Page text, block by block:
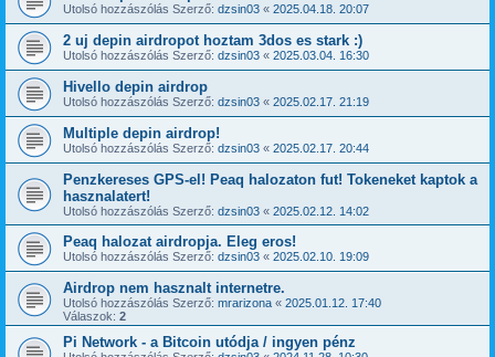
Utolsó hozzászólás Szerző: dzsin03 « 2025.04.18. 20:07
2 uj depin airdropot hoztam 3dos es stark :)
Utolsó hozzászólás Szerző: dzsin03 « 2025.03.04. 16:30
Hivello depin airdrop
Utolsó hozzászólás Szerző: dzsin03 « 2025.02.17. 21:19
Multiple depin airdrop!
Utolsó hozzászólás Szerző: dzsin03 « 2025.02.17. 20:44
Penzkereses GPS-el! Peaq halozaton fut! Tokeneket kaptok a
hasznalatert!
Utolsó hozzászólás Szerző: dzsin03 « 2025.02.12. 14:02
Peaq halozat airdropja. Eleg eros!
Utolsó hozzászólás Szerző: dzsin03 « 2025.02.10. 19:09
Airdrop nem hasznalt internetre.
Utolsó hozzászólás Szerző: mrarizona « 2025.01.12. 17:40
Válaszok: 2
Pi Network - a Bitcoin utódja / ingyen pénz